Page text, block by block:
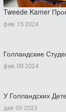
Tweede Kamer
фев 15 2024
Голландские
фев 08 2024
У Голландских
дек 05 2023